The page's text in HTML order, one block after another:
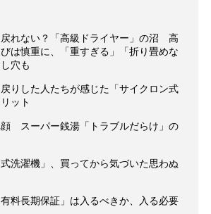
れない？「高級ドライヤー」の沼 高
は慎重に、「重すぎる」「折り畳めな
穴も
りした人たちが感じた「サイクロン式
ット
顔 スーパー銭湯「トラブルだらけ」の
洗濯機」、買ってから気づいた思わぬ
料長期保証」は入るべきか、入る必要